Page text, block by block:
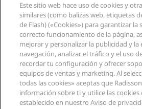
Nuevos hoteles y próximas aperturas
Aplicación de Radisson Hotels
Hoteles Sports Approved
Hoteles ideales para familias
Salud y seguridad
Radisson Hotel Group
Medios
Empleos en RHG
Empleos en PPHE
Empleos en EHL
The Club by RHG
Oportunidades de desarrollo
Responsabilidad social corporativa
Compras
Información legal
Centro de privacidad
Aviso legal
Términos y condiciones de Radisson
Acuerdo de uso del sitio
Accesibilidad digital
Declaración sobre la esclavitud
Ayuda
Avisos al consumidor
Contacto
Preguntas frecuentes
Mapa del sitio
Redes sociales
Marcas de Radisson Hotels
Este sitio web hace uso de cookies y
similares (como balizas web, etiquetas
de Flash) («Cookies») para garantizar la
correcto funcionamiento de la página,
mejorar y personalizar la publicidad y la
navegación, analizar el tráfico y el uso
recordar tu configuración y ofrecer
equipos de ventas y marketing. Al
todas las cookies» aceptas que
información sobre ti y utilice las cookies
establecido en nuestro Aviso de